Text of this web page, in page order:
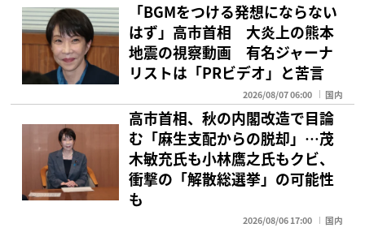
「BGMをつける発想にならない
はず」高市首相 大炎上の熊本
地震の視察動画 有名ジャーナ
リストは「PRビデオ」と苦言
2026/08/07 06:00 国内
高市首相、秋の内閣改造で目論
む「麻生支配からの脱却」…茂
木敏充氏も小林鷹之氏もクビ、
衝撃の「解散総選挙」の可能性
も
2026/08/06 17:00 国内